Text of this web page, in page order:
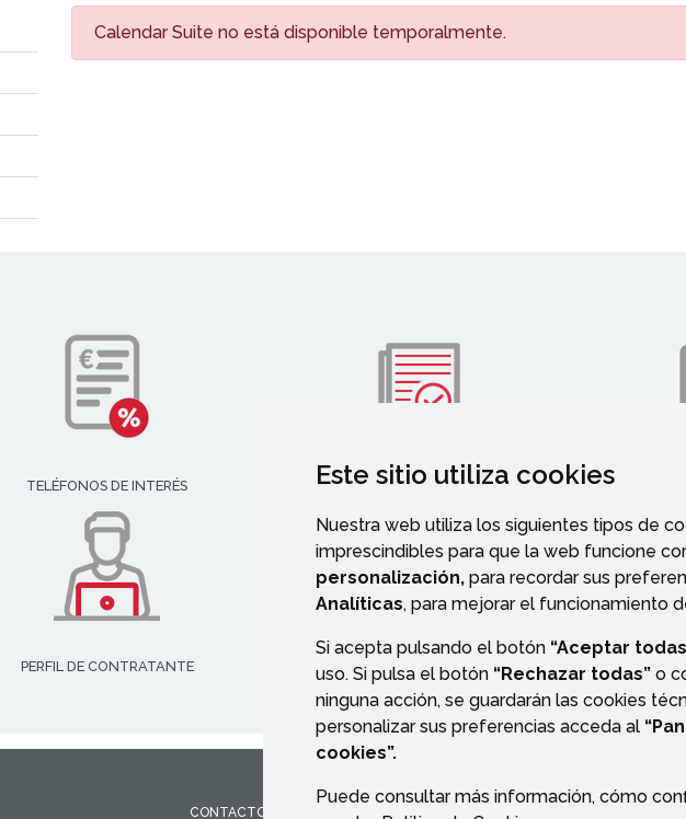
Este sitio utiliza cookies
Nuestra web utiliza los siguientes tipos de
imprescindibles para que la web funcione
personalización, para recordar sus
Analíticas, para mejorar el funcionamiento
Si acepta pulsando el botón “Aceptar
uso. Si pulsa el botón “Rechazar todas” o
ninguna acción, se guardarán las cookies
personalizar sus preferencias acceda al
cookies”.
Puede consultar más información, cómo
Calendar Suite no está disponible temporalmente.
TELÉFONOS DE INTERÉS VALIDACIÓN DE DOCUMENTOS
PERFIL DE CONTRATANTE
CONTACTO